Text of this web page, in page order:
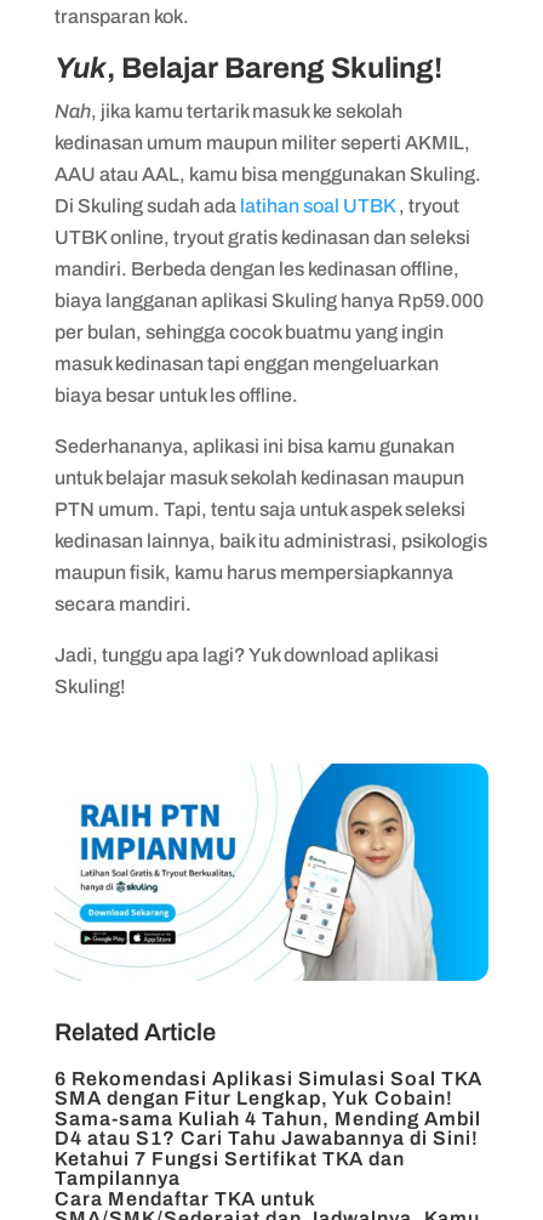
transparan kok.
Yuk, Belajar Bareng Skuling!
Nah, jika kamu tertarik masuk ke sekolah
kedinasan umum maupun militer seperti AKMIL,
AAU atau AAL, kamu bisa menggunakan Skuling.
Di Skuling sudah ada latihan soal UTBK, tryout
UTBK online, tryout gratis kedinasan dan seleksi
mandiri. Berbeda dengan les kedinasan offline,
biaya langganan aplikasi Skuling hanya Rp59.000
per bulan, sehingga cocok buatmu yang ingin
masuk kedinasan tapi enggan mengeluarkan
biaya besar untuk les offline.
Sederhananya, aplikasi ini bisa kamu gunakan
untuk belajar masuk sekolah kedinasan maupun
PTN umum. Tapi, tentu saja untuk aspek seleksi
kedinasan lainnya, baik itu administrasi, psikologis
maupun fisik, kamu harus mempersiapkannya
secara mandiri.
Jadi, tunggu apa lagi? Yuk download aplikasi
Skuling!
Related Article
6 Rekomendasi Aplikasi Simulasi Soal TKA
SMA dengan Fitur Lengkap, Yuk Cobain!
Sama-sama Kuliah 4 Tahun, Mending Ambil
D4 atau S1? Cari Tahu Jawabannya di Sini!
Ketahui 7 Fungsi Sertifikat TKA dan
Tampilannya
Cara Mendaftar TKA untuk